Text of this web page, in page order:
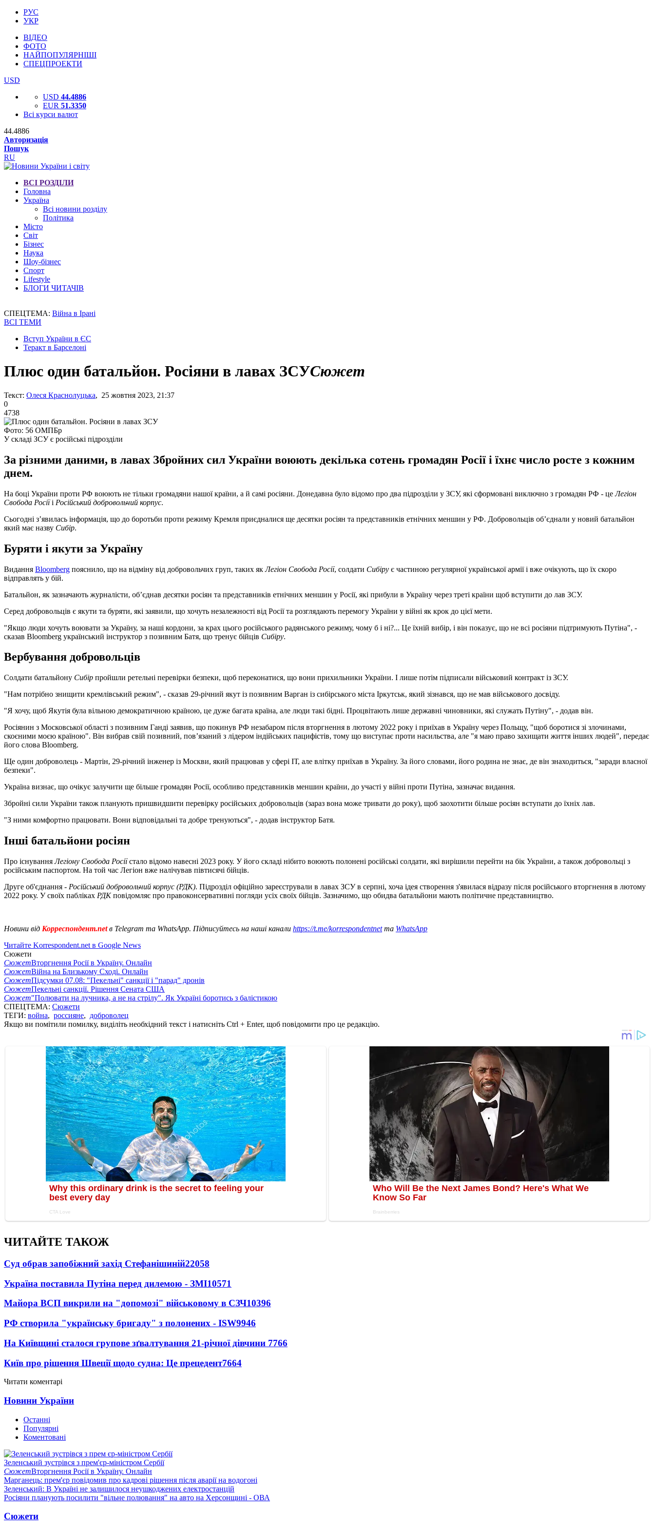
РУС
УКР
ВІДЕО
ФОТО
НАЙПОПУЛЯРНІШІ
СПЕЦПРОЕКТИ
USD
USD 44.4886
EUR 51.3350
Всі курси валют
44.4886
Авторизація
Пошук
RU
ВСІ РОЗДІЛИ
Головна
Україна
Всі новини розділу
Політика
Місто
Світ
Бізнес
Наука
Шоу-бізнес
Спорт
Lifestyle
БЛОГИ ЧИТАЧІВ
СПЕЦТЕМА: Війна в Ірані
ВСІ ТЕМИ
Вступ України в ЄС
Теракт в Барселоні
Плюс один батальйон. Росіяни в лавах ЗСУСюжет
Текст: Олеся Краснолуцька, 25 жовтня 2023, 21:37
0
4738
Фото: 56 ОМПБр
У складі ЗСУ є російські підрозділи
За різними даними, в лавах Збройних сил України воюють декілька сотень громадян Росії і їхнє число росте з кожним
днем.
На боці України проти РФ воюють не тільки громадяни нашої країни, а й самі росіяни. Донедавна було відомо про два підрозділи у ЗСУ, які сформовані виключно з громадян РФ - цеЛегіон
Свобода Росіїі Російський добровольчий корпус.
Сьогодні з’явилась інформація, що до боротьби проти режиму Кремля приєдналися ще десятки росіян та представників етнічних меншин у РФ. Добровольців об’єднали у новий батальйон
який має назву Сибір.
Буряти і якути за Україну
Видання Bloomberg пояснило, що на відміну від добровольчих груп, таких якЛегіон Свобода Росії, солдати Сибіру є частиною регулярної української армії і вже очікують, що їх скоро
відправлять у бій.
Батальйон, як зазначають журналісти, об’єднав десятки росіян та представників етнічних меншин у Росії, які прибули в Україну через треті країни щоб вступити до лав ЗСУ.
Серед добровольців є якути та буряти, які заявили, що хочуть незалежності від Росії та розглядають перемогу України у війні як крок до цієї мети.
"Якщо люди хочуть воювати за Україну, за наші кордони, за крах цього російського радянського режиму, чому б і ні?... Це їхній вибір, і він показує, що не всі росіяни підтримують Путіна", -
сказав Bloomberg український інструктор з позивним Батя, що тренує бійців Сибіру.
Вербування добровольців
Солдати батальйону Сибір пройшли ретельні перевірки безпеки, щоб переконатися, що вони прихильники України. І лише потім підписали військовий контракт із ЗСУ.
"Нам потрібно знищити кремлівський режим", - сказав 29-річний якут із позивним Варган із сибірського міста Іркутськ, який зізнався, що не мав військового досвіду.
"Я хочу, щоб Якутія була вільною демократичною країною, це дуже багата країна, але люди такі бідні. Процвітають лише державні чиновники, які служать Путіну", - додав він.
Росіянин з Московської області з позивним Ганді заявив, що покинув РФ незабаром після вторгнення в лютому 2022 року і приїхав в Україну через Польщу, "щоб боротися зі злочинами,
скоєними моєю країною". Він вибрав свій позивний, пов’язаний з лідером індійських пацифістів, тому що виступає проти насильства, але "я маю право захищати життя інших людей", передає
його слова Bloomberg.
Ще один доброволець - Мартін, 29-річний інженер із Москви, який працював у сфері ІТ, але влітку приїхав в Україну. За його словами, його родина не знає, де він знаходиться, "заради власної
безпеки".
Україна визнає, що очікує залучити ще більше громадян Росії, особливо представників меншин країни, до участі у війні проти Путіна, зазначає видання.
Збройні сили України також планують пришвидшити перевірку російських добровольців (зараз вона може тривати до року), щоб заохотити більше росіян вступати до їхніх лав.
"З ними комфортно працювати. Вони відповідальні та добре тренуються", - додав інструктор Батя.
Інші батальйони росіян
Про існуванняЛегіону Свобода Росіїстало відомо навесні 2023 року. У його складі нібито воюють полонені російські солдати, які вирішили перейти на бік України, а також добровольці з
російським паспортом. На той час Легіон вже налічував півтисячі бійців.
Друге об'єднання - Російський добровольчий корпус (РДК). Підрозділ офіційно зареєстрували в лавах ЗСУ в серпні, хоча ідея створення з'явилася відразу після російського вторгнення в лютому
2022 року. У своїх пабліках РДКповідомляє про правоконсервативні погляди усіх своїх бійців. Зазначимо, що обидва батальйони мають політичне представництво.
Новини від Корреспондент.netв Telegram та WhatsApp. Підписуйтесь на наші канали https://t.me/korrespondentnetта WhatsApp
Читайте Korrespondent.net в Google News
Сюжети
СюжетВторгнення Росії в Україну. Онлайн
СюжетВійна на Близькому Сході. Онлайн
СюжетПідсумки 07.08: "Пекельні" санкції і "парад" дронів
СюжетПекельні санкції. Рішення Сената США
Сюжет"Полювати на лучника, а не на стрілу". Як Україні боротись з балістикою
СПЕЦТЕМА: Сюжети
ТЕГИ: война, россияне, доброволец
Якщо ви помітили помилку, виділіть необхідний текст і натисніть Ctrl + Enter, щоб повідомити про це редакцію.
ЧИТАЙТЕ ТАКОЖ
Суд обрав запобіжний захід Стефанішиній22058
Україна поставила Путіна перед дилемою - ЗМІ10571
Майора ВСП викрили на "допомозі" військовому в СЗЧ10396
РФ створила "українську бригаду" з полонених - ISW9946
На Київщині сталося групове зґвалтування 21-річної дівчини 7766
Київ про рішення Швеції щодо судна: Це прецедент7664
Читати коментарі
Новини України
Останні
Популярні
Коментовані
Зеленський зустрівся з прем'єр-міністром Сербії
СюжетВторгнення Росії в Україну. Онлайн
Марганець: прем'єр повідомив про кадрові рішення після аварії на водогоні
Зеленський: В Україні не залишилося неушкоджених електростанцій
Росіяни планують посилити "вільне полювання" на авто на Херсонщині - ОВА
Сюжети